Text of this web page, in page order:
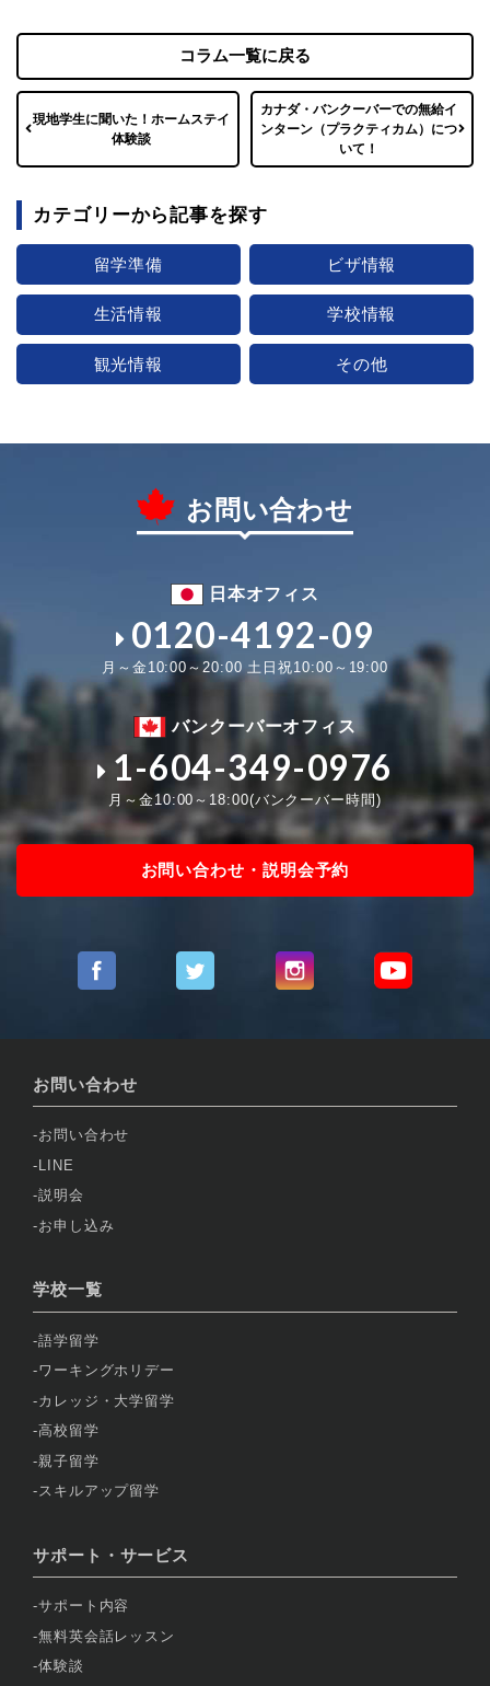
現地学生に聞いた！ホームステイ
体験談
コラム一覧に戻る
カナダ・バンクーバーでの無給イ
ンターン（プラクティカム）につ
いて！
カテゴリーから記事を探す
留学準備 ビザ情報
生活情報 学校情報
観光情報 その他
お問い合わせ
日本オフィス
0120-4192-09
月～金10:00～20:00 土日祝10:00～19:00
バンクーバーオフィス
1-604-349-0976
月～金10:00～18:00(バンクーバー時間)
お問い合わせ・説明会予約
お問い合わせ
お問い合わせ
LINE
説明会
お申し込み
学校一覧
語学留学
ワーキングホリデー
カレッジ・大学留学
高校留学
親子留学
スキルアップ留学
サポート・サービス
サポート内容
無料英会話レッスン
体験談